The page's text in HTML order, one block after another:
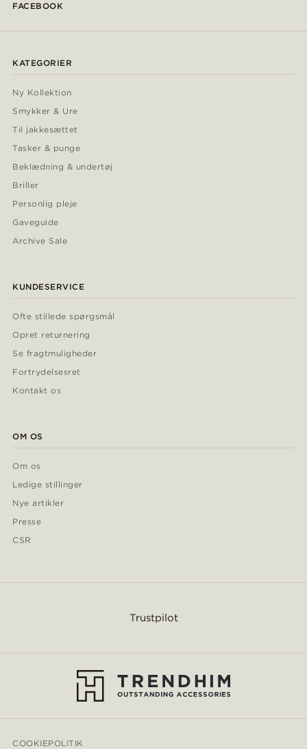
FACEBOOK
KATEGORIER
Ny Kollektion
Smykker & Ure
Til jakkesættet
Tasker & punge
Beklædning & undertøj
Briller
Personlig pleje
Gaveguide
Archive Sale
KUNDESERVICE
Ofte stillede spørgsmål
Opret returnering
Se fragtmuligheder
Fortrydelsesret
Kontakt os
OM OS
Om os
Ledige stillinger
Nye artikler
Presse
CSR
Trustpilot
COOKIEPOLITIK